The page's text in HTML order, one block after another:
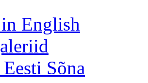
English
Sõna